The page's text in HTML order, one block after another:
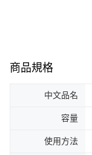
商品規格
中文品名
容量
使用方法